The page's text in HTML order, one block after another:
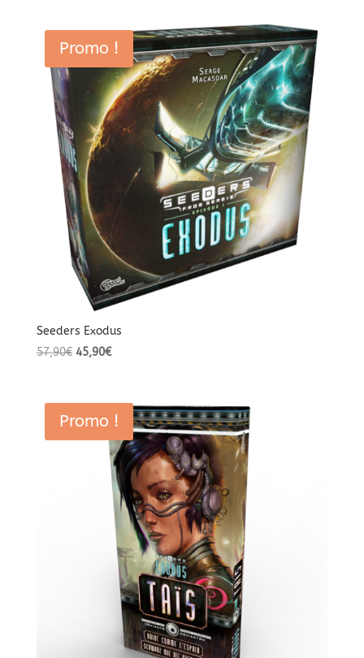
Promo !
Seeders Exodus
57,90€ Le
était :
57,90€.
45,90€Le
est :
45,90€.
Promo !